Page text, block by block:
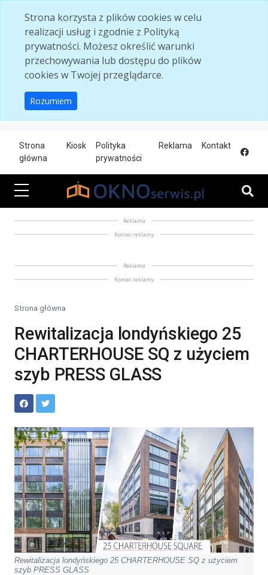
Strona korzysta z plików cookies w celu
realizacji usług i zgodnie z Polityką
prywatności. Możesz określić warunki
przechowywania lub dostępu do plików
cookies w Twojej przeglądarce.
Rozumiem
Strona
główna
Kiosk
Polityka
prywatności
Reklama Kontakt
Reklama
Koniec reklamy
Reklama
Koniec reklamy
Strona główna
Rewitalizacja londyńskiego 25
CHARTERHOUSE SQ z użyciem
szyb PRESS GLASS
Rewitalizacja londyńskiego 25 CHARTERHOUSE SQ z użyciem
szyb PRESS GLASS